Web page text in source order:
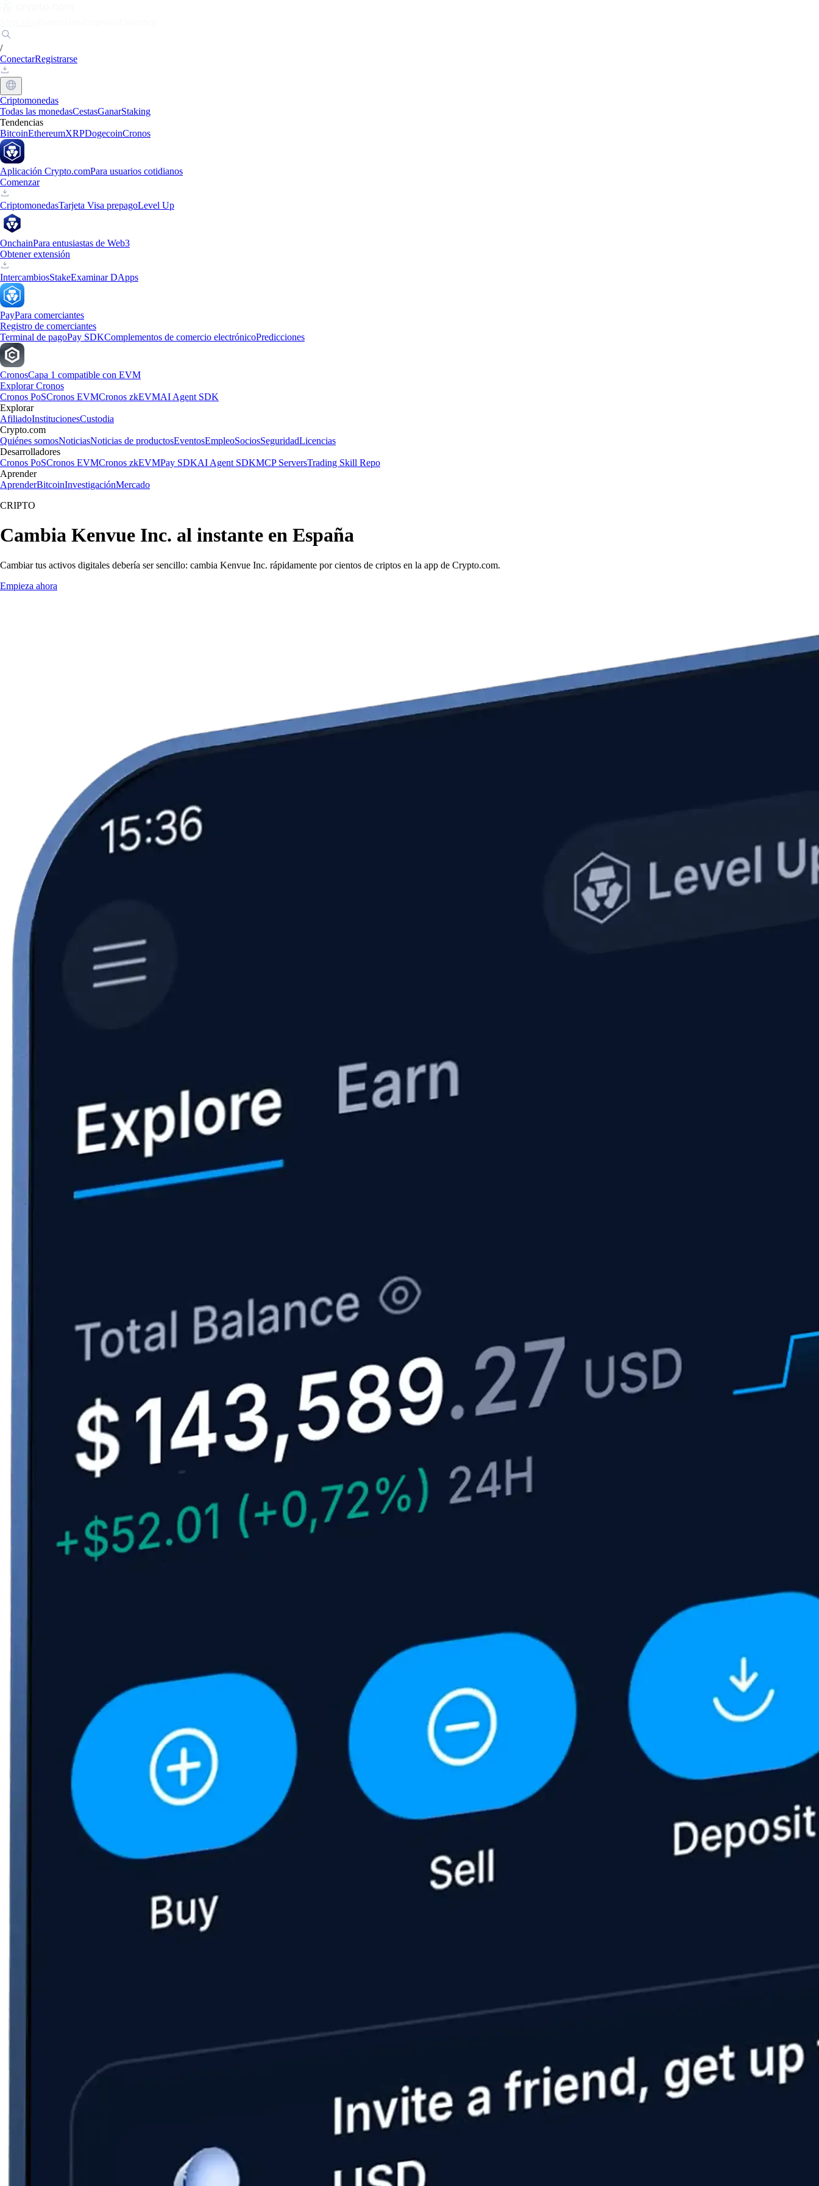
/
ConectarRegistrarse
Criptomonedas
Todas las monedasCestasGanarStaking
Tendencias
BitcoinEthereumXRPDogecoinCronos
Aplicación Crypto.comPara usuarios cotidianos
Comenzar
CriptomonedasTarjeta Visa prepagoLevel Up
OnchainPara entusiastas de Web3
Obtener extensión
IntercambiosStakeExaminar DApps
PayPara comerciantes
Registro de comerciantes
Terminal de pagoPay SDKComplementos de comercio electrónicoPredicciones
CronosCapa 1 compatible con EVM
Explorar Cronos
Cronos PoSCronos EVMCronos zkEVMAI Agent SDK
Explorar
AfiliadoInstitucionesCustodia
Crypto.com
Quiénes somosNoticiasNoticias de productosEventosEmpleoSociosSeguridadLicencias
Desarrolladores
Cronos PoSCronos EVMCronos zkEVMPay SDKAI Agent SDKMCP ServersTrading Skill Repo
Aprender
AprenderBitcoinInvestigaciónMercado
CRIPTO
Cambia Kenvue Inc. al instante en España
Cambiar tus activos digitales debería ser sencillo: cambia Kenvue Inc. rápidamente por cientos de criptos en la app de Crypto.com.
Empieza ahora